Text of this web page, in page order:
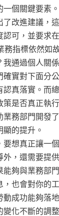
一個關鍵要素
改進建議，
認可，並要求
務指標依然如
我通過個人關
確實對下面分
認真落實。而
是否真正執
業務部門開發
的提升。
想真正讓一
外，還需要提
能夠與業務部
也會對你的
動成功能夠落
化不斷的調